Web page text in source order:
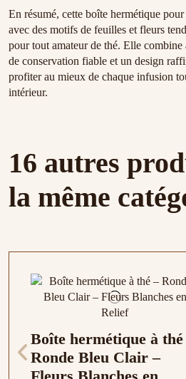
En résumé, cette boîte hermétique
avec des motifs de feuilles et fleurs
pour tout amateur de thé. Elle
de conservation fiable et un design
profiter au mieux de chaque infusion
intérieur.
16 autres
la même
Boîte hermétique à thé
Ronde Bleu Clair –